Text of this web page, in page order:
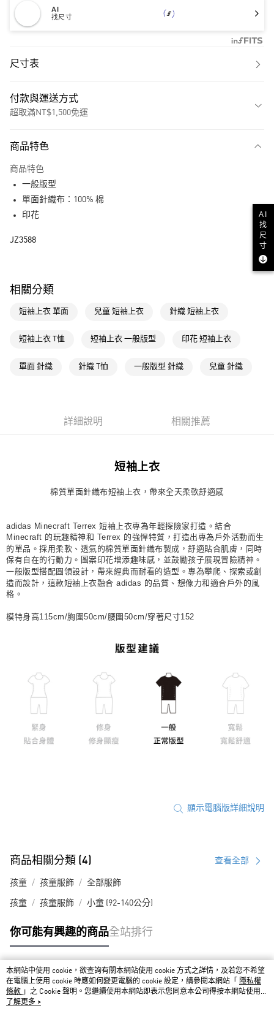
AI
找尺寸
尺寸表
付款與運送方式
超取滿NT$1,500免運
LINE Pay
每筆NT$80，滿NT$1,500(含以上)免運費
付款後全家取貨
每筆NT$80，滿NT$1,500(含以上)免運費
每筆NT$80，滿NT$1,500(含以上)免運費
每筆NT$80，滿NT$1,500(含以上)免運費
付款後門市自取
每筆NT$80，滿NT$1,500(含以上)免運費
商品特色
商品特色
一般版型
單面針織布：100% 棉
印花
JZ3588
相關分類
短袖上衣 單面 兒童 短袖上衣 針織 短袖上衣
短袖上衣 T恤 短袖上衣 一般版型 印花 短袖上衣
單面 針織 針織 T恤 一般版型 針織 兒童 針織
詳細說明 相關推薦
短袖上衣
棉質單面針織布短袖上衣，帶來全天柔軟舒適感
adidas Minecraft Terrex 短袖上衣專為年輕探險家打造。結合
Minecraft 的玩趣精神和 Terrex 的強悍特質，打造出專為戶外活動而生
的單品。採用柔軟、透氣的棉質單面針織布製成，舒適貼合肌膚，同時
保有自在的行動力。圖案印花增添趣味感，並鼓勵孩子展現冒險精神。
一般版型搭配圓領設計，帶來經典而耐看的造型。專為攀爬、探索或創
造而設計，這款短袖上衣融合 adidas 的品質、想像力和適合戶外的風
格。
模特身高115cm/胸圍50cm/腰圍50cm/穿著尺寸152
顯示電腦版詳細說明
商品相關分類 (4) 查看全部
孩童 孩童服飾 全部服飾
孩童 孩童服飾 小童 (92-140公分)
你可能有興趣的商品全站排行
熱門標籤
本網站中使用 cookie，欲查詢有關本網站使用 cookie 方式之詳情，及若您不希望
在電腦上使用 cookie 時應如何變更電腦的 cookie 設定，請參閱本網站「
隱私權
條款 」之 Cookie 聲明。您繼續使用本網站即表示您同意本公司得按本網站使用條
款之 Cookie 聲明使用 cookie。
了解更多 >
AI
找
尺
寸